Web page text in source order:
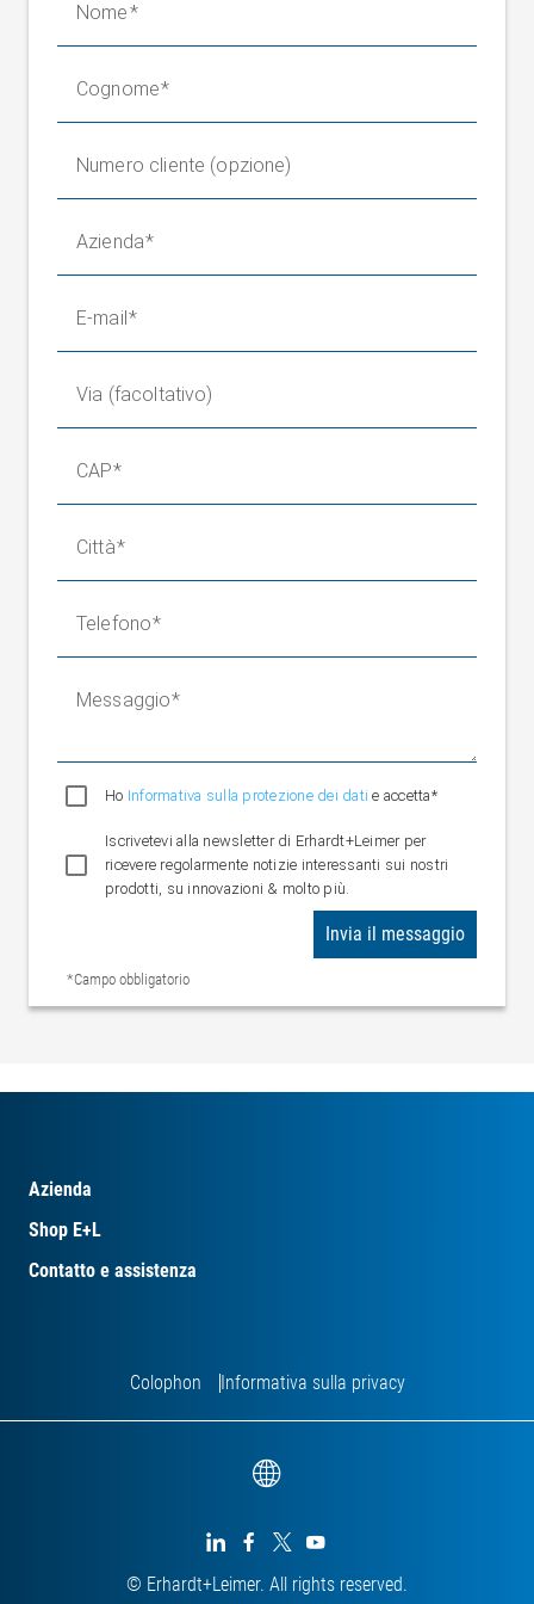
Nome
Cognome
Numero cliente (opzione)
Azienda
E-mail
Via (facoltativo)
CAP
Città
Telefono
Messaggio
Ho Informativa sulla protezione dei datie accetta*
Iscrivetevi alla newsletter di Erhardt+Leimer per
ricevere regolarmente notizie interessanti sui nostri
prodotti, su innovazioni & molto più.
*Campo obbligatorio
Invia il messaggio
Azienda
Shop E+L
Contatto e assistenza
© Erhardt+Leimer. All rights reserved.
Colophon Informativa sulla privacy
   